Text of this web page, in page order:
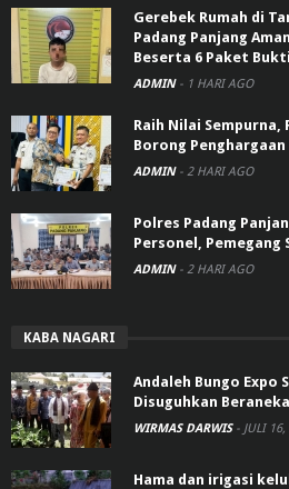
Gerebek Rumah di
Padang Panjang
Beserta 6 Paket Bukti
ADMIN - 1 HARI AGO
Raih Nilai Sempurna,
Borong
ADMIN - 2 HARI AGO
Polres Padang
Personel, Pemegang
ADMIN - 2 HARI AGO
KABA NAGARI
Andaleh Bungo Expo
Disuguhkan
WIRMAS DARWIS - JULI
Hama dan irigasi